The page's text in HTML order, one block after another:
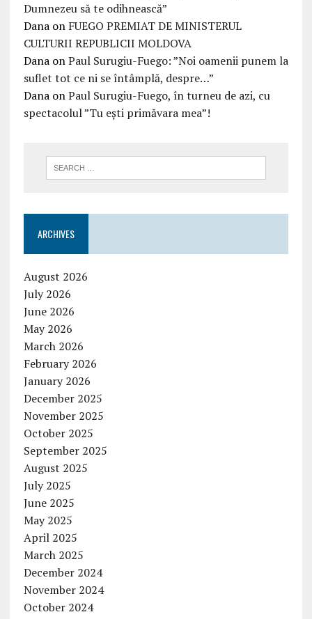
Dumnezeu să te odihnească”
Danaon FUEGO PREMIAT DE MINISTERUL
CULTURII REPUBLICII MOLDOVA
DanaonPaul Surugiu-Fuego: ”Noi oamenii punem la
suflet tot ce ni se întâmplă, despre…”
DanaonPaul Surugiu-Fuego, în turneu de azi, cu
spectacolul ”Tu ești primăvara mea”!
ARCHIVES
August 2026
July 2026
June 2026
May 2026
March 2026
February 2026
January 2026
December 2025
November 2025
October 2025
September 2025
August 2025
July 2025
June 2025
May 2025
April 2025
March 2025
December 2024
November 2024
October 2024